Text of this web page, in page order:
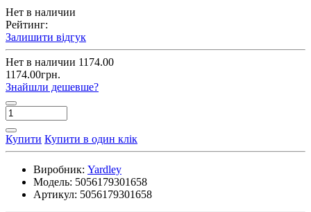
Нет в наличии
Рейтинг:
Залишити відгук
Нет в наличии 1174.00
1174.00грн.
Знайшли дешевше?
Купити Купити в один клік
Виробник: Yardley
Модель: 5056179301658
Артикул: 5056179301658